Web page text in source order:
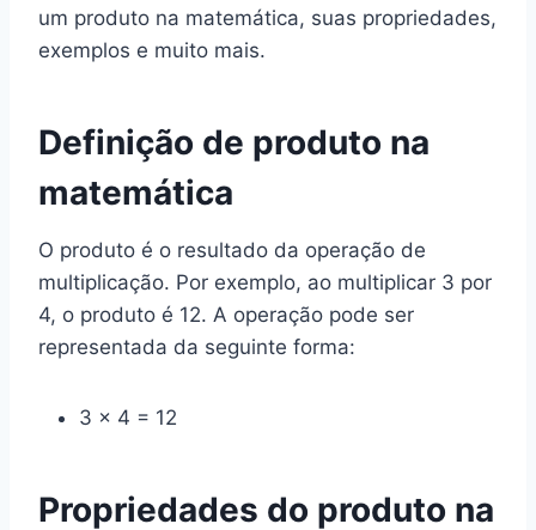
um produto na matemática, suas propriedades,
exemplos e muito mais.
Definição de produto na
matemática
O produto é o resultado da operação de
multiplicação. Por exemplo, ao multiplicar 3 por
4, o produto é 12. A operação pode ser
representada da seguinte forma:
3 × 4 = 12
Propriedades do produto na